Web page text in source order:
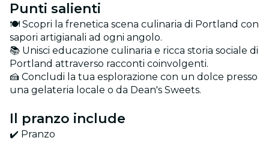
Punti salienti
🍽 Scopri la frenetica scena culinaria di Portland con
sapori artigianali ad ogni angolo.
📚 Unisci educazione culinaria e ricca storia sociale di
Portland attraverso racconti coinvolgenti.
🍰 Concludi la tua esplorazione con un dolce presso
una gelateria locale o da Dean's Sweets.
Il pranzo include
✔️ Pranzo